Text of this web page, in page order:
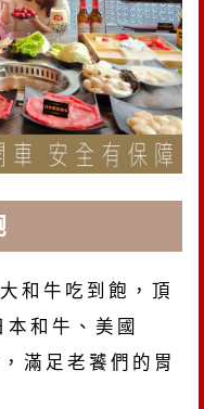
和牛吃到飽，頂
和牛、美國
滿足老饕們的胃